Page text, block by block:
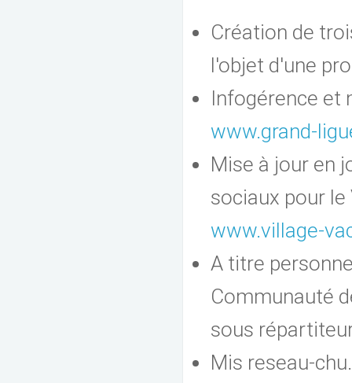
Création de
l'objet d'une
Infogérence et
www.grand-
Mise à jour en
sociaux pour le
www.village-
A titre
Communauté
sous
Mis reseau-